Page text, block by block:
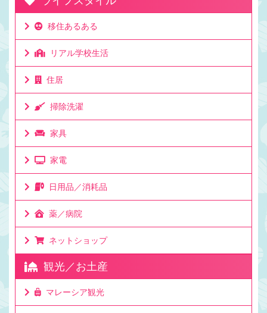
移住あるある
リアル学校生活
住居
掃除洗濯
家具
家電
日用品／消耗品
薬／病院
ネットショップ
観光／お土産
マレーシア観光